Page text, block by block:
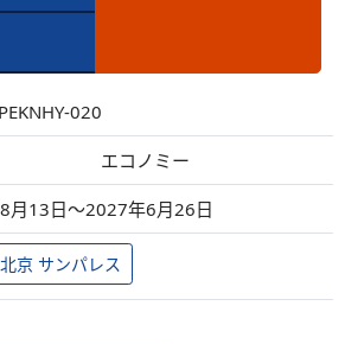
020
エコノミー
月13日～2027年6月26日
京 サンパレス